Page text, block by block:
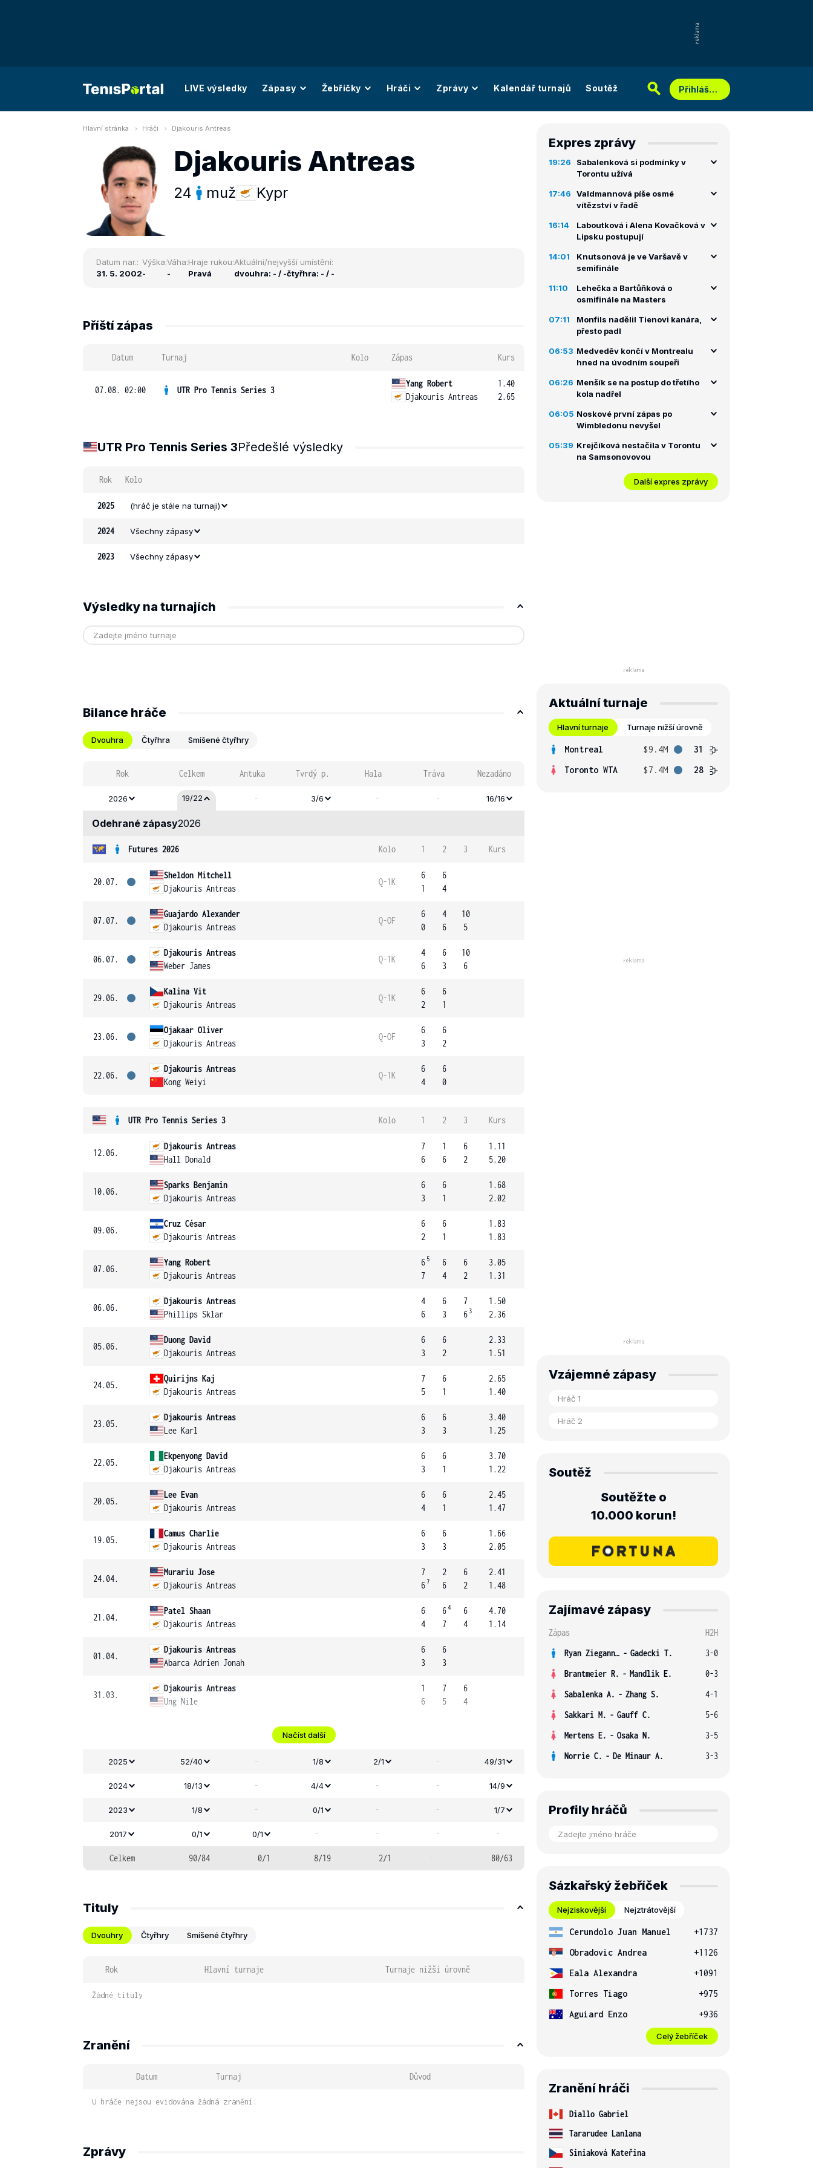
LIVE výsledky Zápasy Žebříčky Hráči Zprávy Kalendář turnajů Soutěž Přihlášení
Hlavní stránka Hráči Djakouris Antreas
Djakouris Antreas
24 muž Kypr
Datum nar.:
31. 5. 2002
Výška:
-
Váha:
-
Hraje rukou:
Pravá
Aktuální/nejvyšší umístění:
dvouhra: - / -čtyřhra: - / -
Příští zápas
Datum Turnaj Kolo Zápas Kurs
07.08. 02:00 UTR Pro Tennis Series 3
Yang Robert
Djakouris Antreas
1.40
2.65
UTR Pro Tennis Series 3Předešlé výsledky
Rok Kolo
2025 (hráč je stále na turnaji)
2024 Všechny zápasy
2023 Všechny zápasy
Výsledky na turnajích
Bilance hráče
Dvouhra Čtyřhra Smíšené čtyřhry
Rok Celkem Antuka Tvrdý p. Hala Tráva Nezadáno
2026 19/22 - 3/6 - - 16/16
Odehrané zápasy2026
Futures 2026 Kolo 1 2 3 Kurs
20.07.
Sheldon Mitchell
Djakouris Antreas
Q-1K
6
1
6
4
07.07.
Guajardo Alexander
Djakouris Antreas
Q-OF
6
0
4
6
10
5
06.07.
Djakouris Antreas
Weber James
Q-1K
4
6
6
3
10
6
29.06.
Kalina Vit
Djakouris Antreas
Q-1K
6
2
6
1
23.06.
Ojakaar Oliver
Djakouris Antreas
Q-OF
6
3
6
2
22.06.
Djakouris Antreas
Kong Weiyi
Q-1K
6
4
6
0
UTR Pro Tennis Series 3 Kolo 1 2 3 Kurs
12.06.
Djakouris Antreas
Hall Donald
7
6
1
6
6
2
1.11
5.20
10.06.
Sparks Benjamin
Djakouris Antreas
6
3
6
1
1.68
2.02
09.06.
Cruz César
Djakouris Antreas
6
2
6
1
1.83
1.83
07.06.
Yang Robert
Djakouris Antreas
6 5
7
6
4
6
2
3.05
1.31
06.06.
Djakouris Antreas
Phillips Sklar
4
6
6
3
7
6 3
1.50
2.36
05.06.
Duong David
Djakouris Antreas
6
3
6
2
2.33
1.51
24.05.
Quirijns Kaj
Djakouris Antreas
7
5
6
1
2.65
1.40
23.05.
Djakouris Antreas
Lee Karl
6
3
6
3
3.40
1.25
22.05.
Ekpenyong David
Djakouris Antreas
6
3
6
1
3.70
1.22
20.05.
Lee Evan
Djakouris Antreas
6
4
6
1
2.45
1.47
19.05.
Camus Charlie
Djakouris Antreas
6
3
6
3
1.66
2.05
24.04.
Murariu Jose
Djakouris Antreas
7
67
2
6
6
2
2.41
1.48
21.04.
Patel Shaan
Djakouris Antreas
6
4
64
7
6
4
4.70
1.14
01.04.
Djakouris Antreas
Abarca Adrien Jonah
6
3
6
3
31.03.
Djakouris Antreas
Ung Nile
1
6
7
5
6
4
Načíst další
2025 52/40 - 1/8 2/1 - 49/31
2024 18/13 - 4/4 - - 14/9
2023 1/8 - 0/1 - - 1/7
2017 0/1 0/1 - - - -
Celkem 90/84 0/1 8/19 2/1 - 80/63
Tituly
Dvouhry Čtyřhry Smíšené čtyřhry
Rok Hlavní turnaje Turnaje nižší úrovně
Žádné tituly
Zranění
Datum Turnaj Důvod
U hráče nejsou evidována žádná zranění.
Zprávy
Expres zprávy
19:26
Sabalenková si podmínky v
Torontu užívá
17:46
Valdmannová píše osmé
vítězství v řadě
16:14
Laboutková i Alena Kovačková v
Lipsku postupují
14:01
Knutsonová je ve Varšavě v
semifinále
11:10
Lehečka a Bartůňková o
osmifinále na Masters
07:11
Monfils nadělil Tienovi kanára,
přesto padl
06:53 Medveděv končí v Montrealu
hned na úvodním soupeři
06:26 Menšík se na postup do třetího
kola nadřel
06:05 Noskové první zápas po
Wimbledonu nevyšel
05:39 Krejčíková nestačila v Torontu
na Samsonovovou
Další expres zprávy
Aktuální turnaje
Hlavní turnaje Turnaje nižší úrovně
Montreal $9.4M
31
Toronto WTA
$7.4M 28
Vzájemné zápasy
Soutěž
Soutěžte o
10.000 korun!
Zajímavé zápasy
Zápas
H2H
Ryan Ziegann S. - Gadecki T.
3-0
Brantmeier R. - Mandlik E.
0-3
Sabalenka A. - Zhang S.
4-1
Sakkari M. - Gauff C.
5-6
Mertens E. - Osaka N.
3-5
Norrie C. - De Minaur A. 3-3
Profily hráčů
Sázkařský žebříček
Nejziskovější Nejztrátovější
Cerundolo Juan Manuel
+1737
Obradovic Andrea
+1126
Eala Alexandra
+1091
Torres Tiago
+975
Aguiard Enzo
+936
Celý žebříček
Zranění hráči
Diallo Gabriel
Tararudee Lanlana
Siniaková Kateřina